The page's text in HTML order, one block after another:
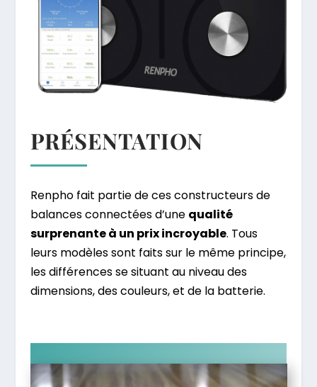
PRÉSENTATION
Renpho fait partie de ces constructeurs de
balances connectées d’une qualité
surprenante à un prix incroyable. Tous
leurs modèles sont faits sur le même principe,
les différences se situant au niveau des
dimensions, des couleurs, et de la batterie.